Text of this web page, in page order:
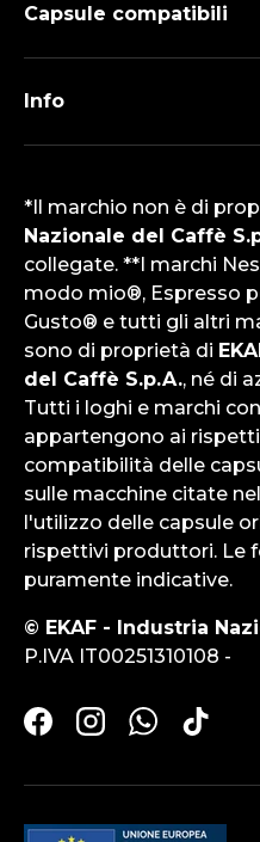
Capsule compatibili
Info
*Il marchio non è di
Nazionale del Caffè
collegate. **I marchi
modo mio®, Espresso
Gusto® e tutti gli altri
sono di proprietà di
del Caffè S.p.A., né di
Tutti i loghi e marchi
appartengono ai
compatibilità delle
sulle macchine citate
l'utilizzo delle capsule
rispettivi produttori. Le
puramente indicative.
© EKAF - Industria
P.IVA IT00251310108 -
FacebookInstagramWhatsApp
TikTok